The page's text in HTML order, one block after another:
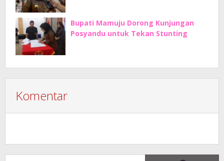
Bupati Mamuju Dorong Kunjungan
Posyandu untuk Tekan Stunting
Komentar